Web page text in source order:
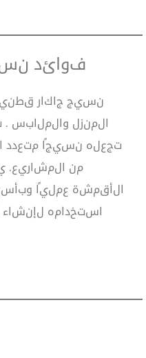
فوائد
نسيج جاكار
المنزل والملابس
تجعله نسيجًا متعدد
من المشاريع.
الأقمشة عمليًا
استخدامه